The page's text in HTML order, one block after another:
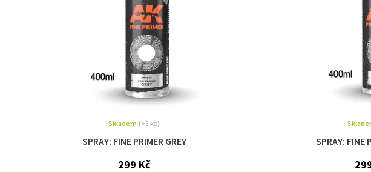
SPRAY: FINE PRIMER GREY
Skladem (>5 ks)
299 Kč
SPRAY: FINE